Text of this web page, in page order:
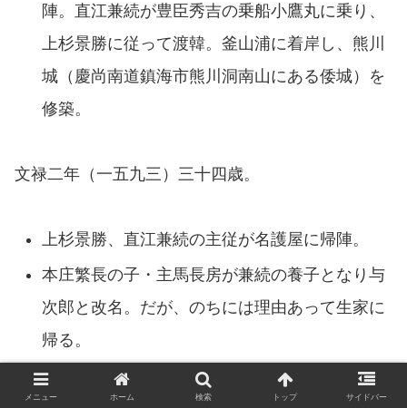
陣。直江兼続が豊臣秀吉の乗船小鷹丸に乗り、
上杉景勝に従って渡韓。釜山浦に着岸し、熊川
城（慶尚南道鎮海市熊川洞南山にある倭城）を
修築。
文禄二年（一五九三）三十四歳。
上杉景勝、直江兼続の主従が名護屋に帰陣。
本庄繁長の子・主馬長房が兼続の養子となり与
次郎と改名。だが、のちには理由あって生家に
帰る。
メニュー ホーム 検索 トップ サイドバー